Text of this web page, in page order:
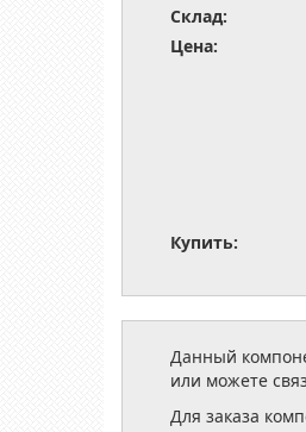
Склад:
Цена:
Купить:
Данный
или можете
Для заказа